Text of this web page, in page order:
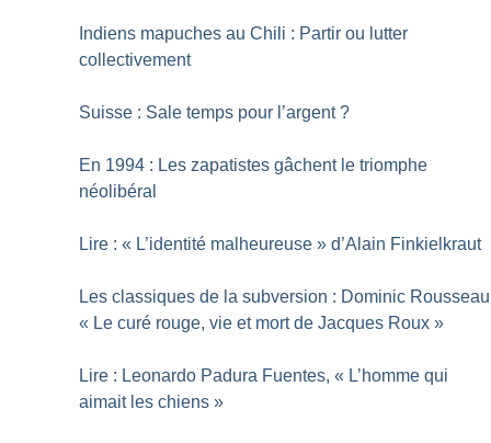
Indiens mapuches au Chili : Partir ou lutter
collectivement
Suisse : Sale temps pour l’argent ?
En 1994 : Les zapatistes gâchent le triomphe
néolibéral
Lire : « L’identité malheureuse » d’Alain Finkielkraut
Les classiques de la subversion : Dominic Rousseau
« Le curé rouge, vie et mort de Jacques Roux »
Lire : Leonardo Padura Fuentes, « L’homme qui
aimait les chiens »